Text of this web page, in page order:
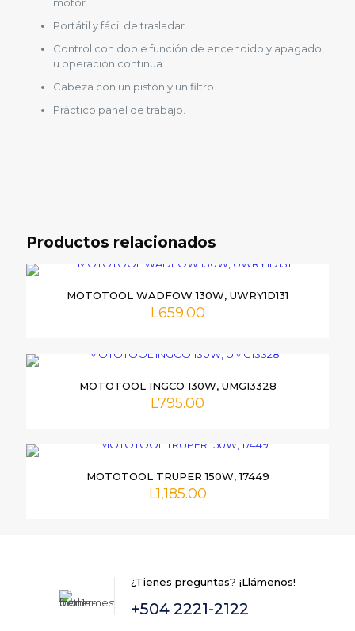
Portátil y fácil de trasladar.
Control con doble función de encendido y apagado,
u operación continua.
Cabeza con un pistón y un filtro.
Práctico panel de trabajo.
“COMPRESOR VERTICAL TRUPER
50 LITROS, 19360”
campos obligatorios están marcados con*
Guarda mi nombre, correo electrónico y web en este
navegador para la próxima vez que comente.
Productos relacionados
MOTOTOOL WADFOW 130W, UWRY1D131
L659.00
MOTOTOOL INGCO 130W, UMG13328
L795.00
MOTOTOOL TRUPER 150W, 17449
L1,185.00
¿Tienes preguntas? ¡Llámenos!
+504 2221-2122